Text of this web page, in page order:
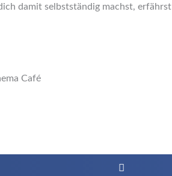
damit selbstständig machst, erfährst